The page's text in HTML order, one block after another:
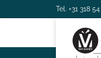
Tel. +31 318